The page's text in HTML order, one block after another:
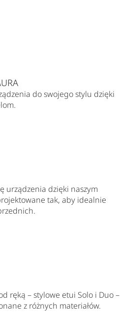
do swojego stylu dzięki
urządzenia dzięki naszym
tak, aby idealnie
ręką – stylowe etui Solo i Duo –
z różnych materiałów.